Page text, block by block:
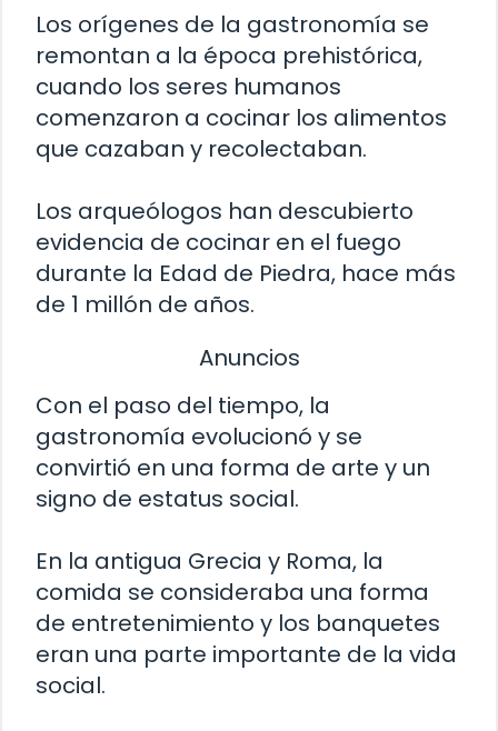
Los orígenes de la gastronomía se
remontan a la época prehistórica,
cuando los seres humanos
comenzaron a cocinar los alimentos
que cazaban y recolectaban.
Los arqueólogos han descubierto
evidencia de cocinar en el fuego
durante la Edad de Piedra, hace más
de 1 millón de años.
Anuncios
Con el paso del tiempo, la
gastronomía evolucionó y se
convirtió en una forma de arte y un
signo de estatus social.
En la antigua Grecia y Roma, la
comida se consideraba una forma
de entretenimiento y los banquetes
eran una parte importante de la vida
social.